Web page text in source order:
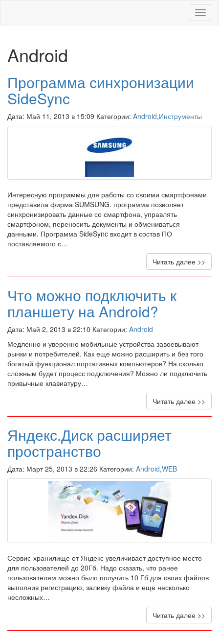
Меню
Android
Программа синхронизации
SideSync
Дата: Май 11, 2013 в 15:09 Категории: Android,Инструменты
Интересную программы для работы со своими смартфонами
представила фирма SUMSUNG. программа позволяет
синхронизировать данные со смартфона, управлять
смартфоном, переносить документы и обмениваться
данными. Программа SideSync входит в состав ПО
поставляемого с…
Читать далее >>
Что можно подключить к
планшету на Android?
Дата: Май 2, 2013 в 22:10 Категории: Android
Медленно и уверенно мобильные устройства завоевывают
рынки и потребителей. Как еще можно расширить и без того
богатый функционал портативных компьютеров? На сколько
сложным будет процесс подключения? Можно ли подключить
привычные клавиатуру…
Читать далее >>
Яндекс.Диск расширяет
пространство
Дата: Март 25, 2013 в 22:26 Категории: Android,WEB
Сервис-хранилище от Яндекс увеличивает доступное место
для пользователей до 20Гб. Надо сказать, что ранее
пользователям можно было получить 10 Гб для своих файлов
выполнив регистрацию, заливку файла и еще несколько
несложных…
Читать далее >>